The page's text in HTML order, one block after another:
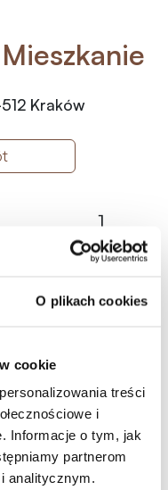
O plikach cookies
cookie
treści
i
Informacje o tym, jak
partnerom
analitycznym.
Mieszkanie
Kraków
Pokoje
1
sprzedaży